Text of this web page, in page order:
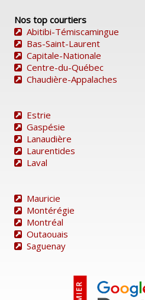
Nos top courtiers
Abitibi-Témiscamingue
Bas-Saint-Laurent
Capitale-Nationale
Centre-du-Québec
Chaudière-Appalaches
Estrie
Gaspésie
Lanaudière
Laurentides
Laval
Mauricie
Montérégie
Montréal
Outaouais
Saguenay